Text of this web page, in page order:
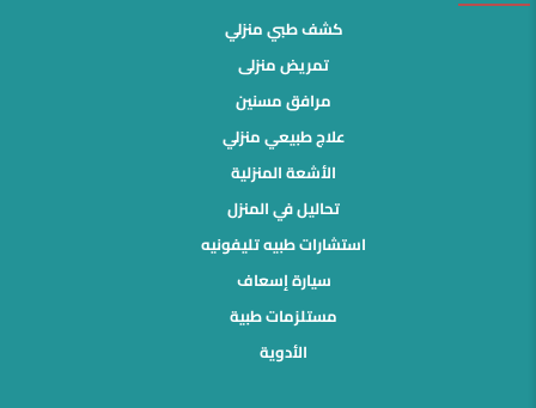
كشف طبي منزلي
تمريض منزلى
مرافق مسنين
علاج طبيعي منزلي
الأشعة المنزلية
تحاليل في المنزل
استشارات طبيه تليفونيه
سيارة إسعاف
مستلزمات طبية
الأدوية